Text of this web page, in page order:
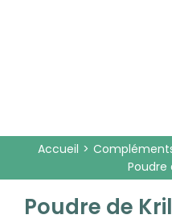
Accueil
Poudre
Poudre de